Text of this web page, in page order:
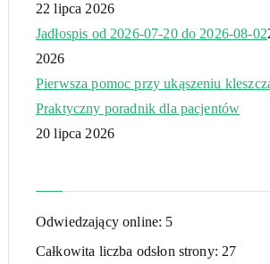
22 lipca 2026
Jadłospis od 2026-07-20 do 2026-08-02
2026
Pierwsza pomoc przy ukąszeniu
Praktyczny poradnik dla pacjentów
20 lipca 2026
Odwiedzający online: 5
Całkowita liczba odsłon strony: 27